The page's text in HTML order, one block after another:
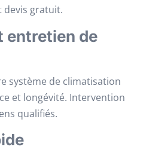
devis gratuit.
entretien de
système de climatisation
et longévité. Intervention
qualifiés.